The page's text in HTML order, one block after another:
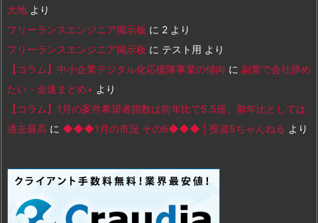
大地 より
フリーランスエンジニア掲示板 に 2 より
フリーランスエンジニア掲示板 に テスト用 より
【コラム】中小企業デジタル化応援隊事業の傾向 に 副業で会社辞め
たい - 金速まとめ+ より
【コラム】1月の案件希望者指数は前年比で5.5倍、前年比としては
過去最高 に ◆◆◆1月の市況 その6◆◆◆ | 投資5ちゃんねる より